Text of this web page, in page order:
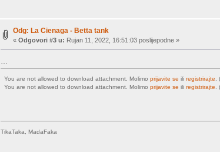
Odg: La Cienaga - Betta tank
«Odgovori #3 u: Rujan 11, 2022, 16:51:03 poslijepodne »
…
You are not allowed to download attachment. Molimo prijavite se ili registrirajte
You are not allowed to download attachment. Molimo prijavite se ili registrirajte
TikaTaka, MadaFaka